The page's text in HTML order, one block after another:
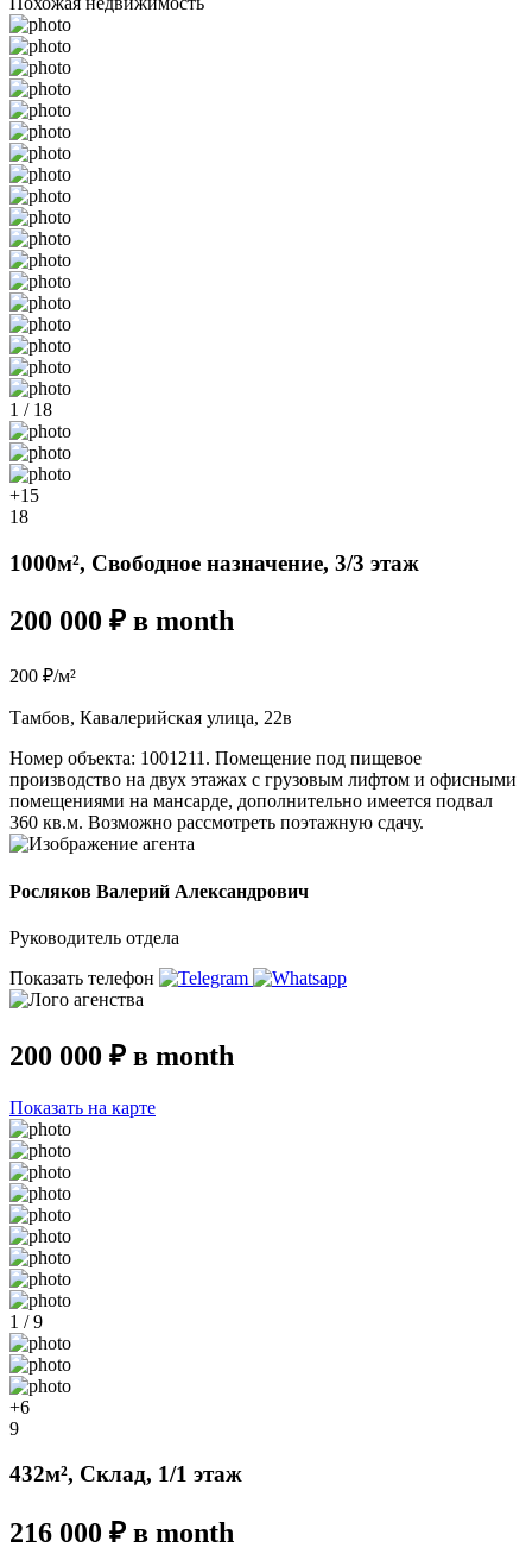
1 / 18
+15
18
1000м², Свободное назначение, 3/3 этаж
200 000 ₽ в month
200 ₽/м²
Тамбов, Кавалерийская улица, 22в
Номер объекта: 1001211. Помещение под пищевое
производство на двух этажах с грузовым лифтом и офисными
помещениями на мансарде, дополнительно имеется подвал
360 кв.м. Возможно рассмотреть поэтажную сдачу.
Росляков Валерий Александрович
Руководитель отдела
Показать телефон
200 000 ₽ в month
Показать на карте
1 / 9
+6
9
432м², Склад, 1/1 этаж
216 000 ₽ в month